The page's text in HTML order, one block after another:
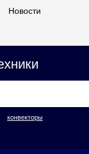
Новости
конвекторы